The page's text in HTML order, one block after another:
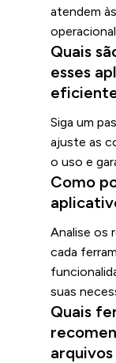
atendem
Quais
esses
Siga um
ajuste as
o uso e
Como
Analise os
cada
suas
Quais